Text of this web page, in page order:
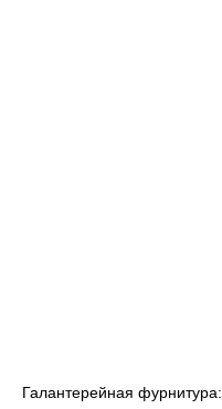
Галантерейная фурнитура: